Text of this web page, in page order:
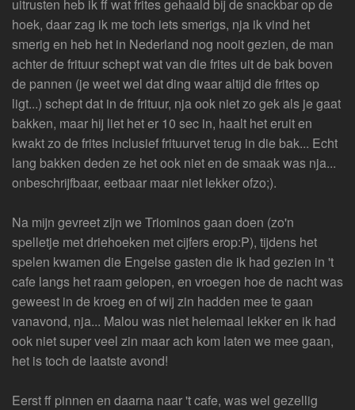
uitrusten heb ik ff wat frites gehaald bij de snackbar op de
hoek, daar zag ik me toch iets smerigs, nja ik vind het
smerig en heb het in Nederland nog nooit gezien, de man
achter de frituur schept wat van die frites uit de bak boven
de pannen (je weet wel dat ding waar altijd die frites op
ligt...) schept dat in de frituur, nja ook niet zo gek als je gaat
bakken, maar hij liet het er 10 sec in, haalt het eruit en
kwakt zo de frites inclusief frituurvet terug in die bak... Echt
lang bakken deden ze het ook niet en de smaak was nja...
onbeschrijfbaar, eetbaar maar niet lekker ofzo;).
Na mijn gevreet zijn we Triominos gaan doen (zo'n
spelletje met driehoeken met cijfers erop:P), tijdens het
spelen kwamen die Engelse gasten die ik had gezien in 't
cafe langs het raam gelopen, en vroegen hoe de nacht was
geweest in de kroeg en of wij zin hadden mee te gaan
vanavond, nja... Malou was niet helemaal lekker en ik had
ook niet super veel zin maar ach kom laten we mee gaan,
het is toch de laatste avond!
Eerst ff pinnen en daarna naar 't cafe, was wel gezellig